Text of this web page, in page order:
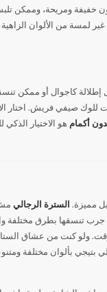
خفيفة ومريحة، وممكن
من الألوان الزاهية
وبنطلون جينز عشان تعمل إطلالة
للوك صيفي فريش. اختار
أكمام هو الاختيار
مميزة. السترة الرجالي
جزء من ستايلك ومظهرك لازم تكون في دولاب كل رجل بتقدم لك التنوع والأناقة، وبتكون حل
ولو كنت من عشاق
بألوان مختلفة